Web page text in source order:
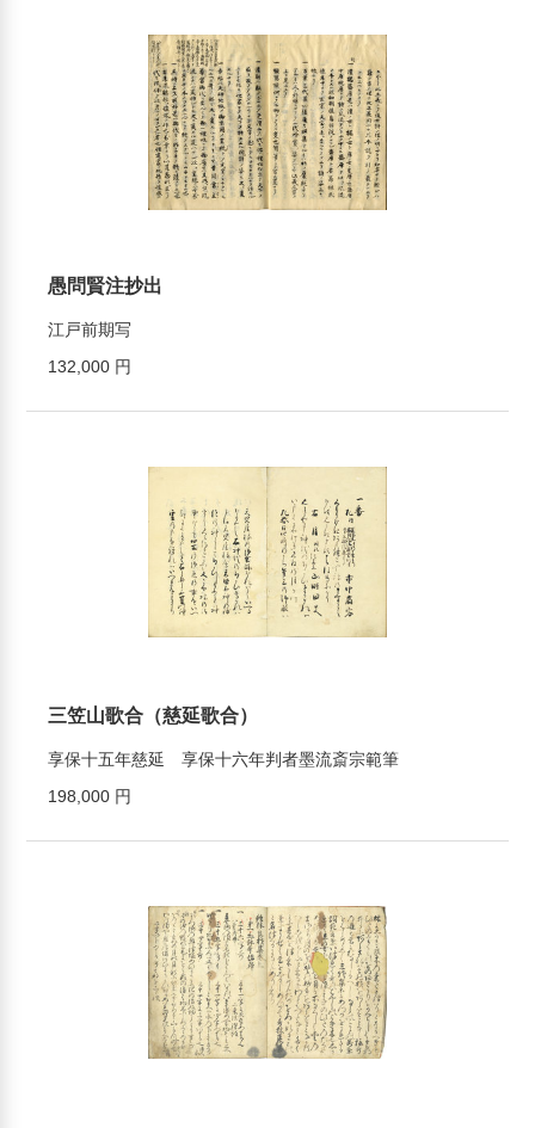
愚問賢注抄出
江戸前期写
132,000 円
三笠山歌合（慈延歌合）
享保十五年慈延 享保十六年判者墨流斎宗範筆
198,000 円